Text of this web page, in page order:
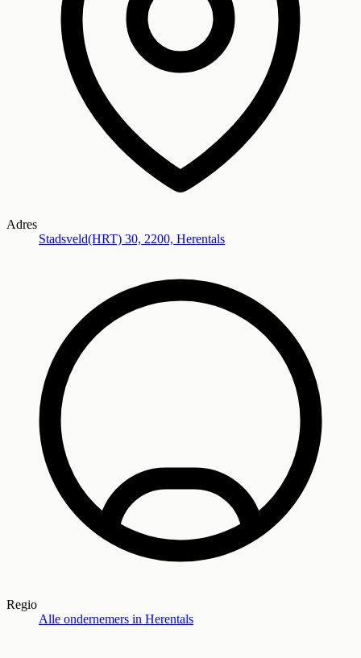
Adres
Stadsveld(HRT) 30, 2200, Herentals
Regio
Alle ondernemers in Herentals